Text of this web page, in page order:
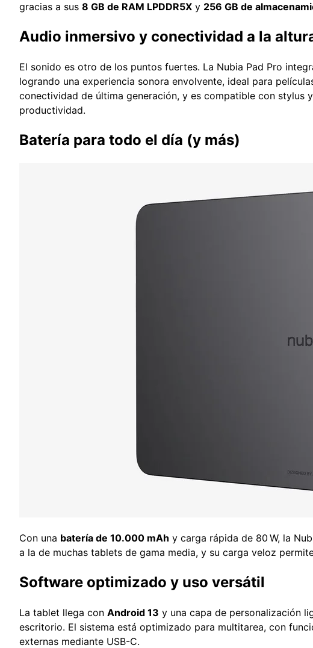
gracias a sus 8 GB de RAM LPDDR5X y 256 GB de
Audio inmersivo y conectividad a la
El sonido es otro de los puntos fuertes. La Nubia Pad Pro
logrando una experiencia sonora envolvente, ideal para
conectividad de última generación, y es compatible con stylus
productividad.
Batería para todo el día (y más)
Con una batería de 10.000 mAh y carga rápida de 80 W, la
a la de muchas tablets de gama media, y su carga veloz
Software optimizado y uso versátil
La tablet llega con Android 13 y una capa de personalización
escritorio. El sistema está optimizado para multitarea, con
externas mediante USB-C.